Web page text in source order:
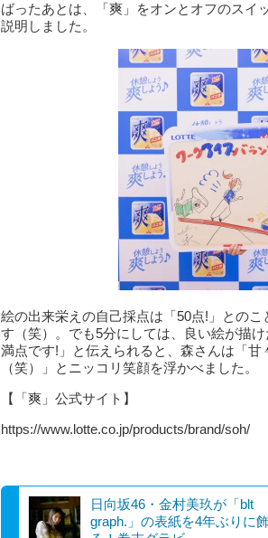
ばったあとは、「爽」をオンとオフのスイ
説明しました。
絵の出来栄えの自己採点は「50点!」との
す（笑）。でも5分にしては、良い絵が描
満点です!」と伝えられると、森さんは「
（笑）」とニッコリ笑顔を浮かべました。
【「爽」公式サイト】
https://www.lotte.co.jp/products/brand/soh/
日向坂46・金村美玖が「blt
graph.」の表紙を4年ぶりに